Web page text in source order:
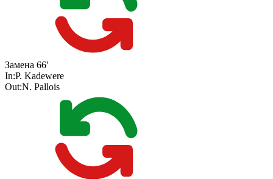
Замена 66'
In:P. Kadewere
Out:N. Pallois